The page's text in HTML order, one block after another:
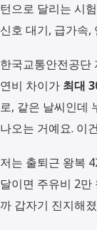
턴으로 달리는 시
신호 대기, 급가속,
한국교통안전공단
연비 차이가 최대
로, 같은 날씨인데
나오는 거예요. 이
저는 출퇴근 왕복
달이면 주유비 2만
까 갑자기 진지해